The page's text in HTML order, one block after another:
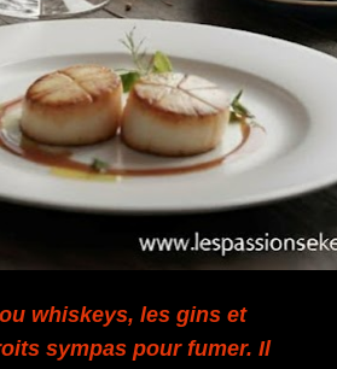
whiskeys, les gins et
sympas pour fumer. Il